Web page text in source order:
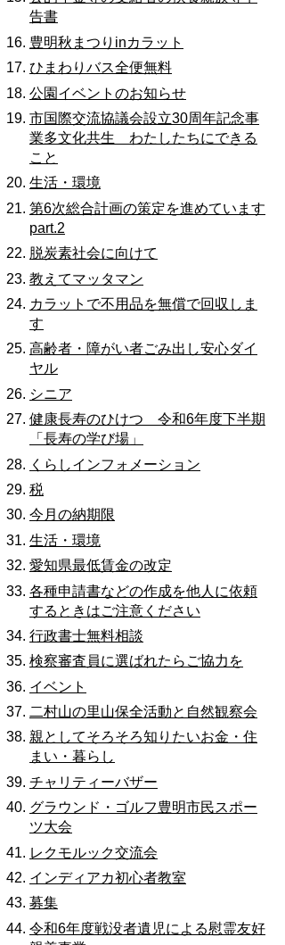
告書
豊明秋まつりinカラット
ひまわりバス全便無料
公園イベントのお知らせ
市国際交流協議会設立30周年記念事
業多文化共生 わたしたちにできる
こと
生活・環境
第6次総合計画の策定を進めています
part.2
脱炭素社会に向けて
教えてマッタマン
カラットで不用品を無償で回収しま
す
高齢者・障がい者ごみ出し安心ダイ
ヤル
シニア
健康長寿のひけつ 令和6年度下半期
「長寿の学び場」
くらしインフォメーション
税
今月の納期限
生活・環境
愛知県最低賃金の改定
各種申請書などの作成を他人に依頼
するときはご注意ください
行政書士無料相談
検察審査員に選ばれたらご協力を
イベント
二村山の里山保全活動と自然観察会
親としてそろそろ知りたいお金・住
まい・暮らし
チャリティーバザー
グラウンド・ゴルフ豊明市民スポー
ツ大会
レクモルック交流会
インディアカ初心者教室
募集
令和6年度戦没者遺児による慰霊友好